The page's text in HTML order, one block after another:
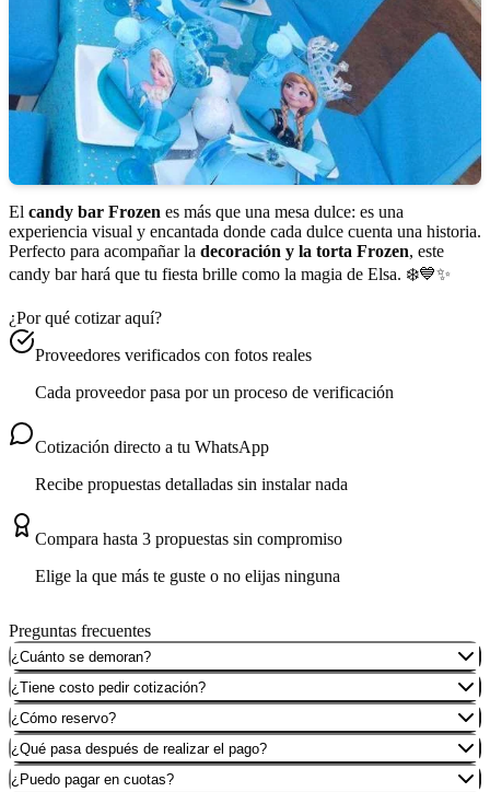
El candy bar Frozen es más que una mesa dulce: es una
experiencia visual y encantada donde cada dulce cuenta una historia.
Perfecto para acompañar la decoración y la torta Frozen, este
candy bar hará que tu fiesta brille como la magia de Elsa. ❄️💙✨
¿Por qué cotizar aquí?
Proveedores verificados con fotos reales
Cada proveedor pasa por un proceso de verificación
Cotización directo a tu WhatsApp
Recibe propuestas detalladas sin instalar nada
Compara hasta 3 propuestas sin compromiso
Elige la que más te guste o no elijas ninguna
Preguntas frecuentes
¿Cuánto se demoran?
¿Tiene costo pedir cotización?
¿Cómo reservo?
¿Qué pasa después de realizar el pago?
¿Puedo pagar en cuotas?